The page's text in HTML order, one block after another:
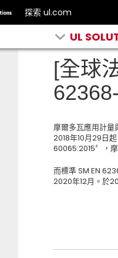
探索 ul.com
UL
[全球
摩爾多瓦應用計
2018年10月29日
60065:2015〞，
而標準 SM EN
2020年12月。於